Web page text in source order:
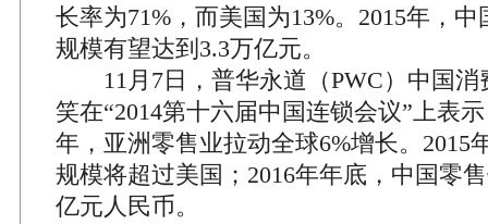
长率为71%，而美国为13%。2015年，
规模有望达到3.3万亿元。
11月7日，普华永道（PWC）中国消
笑在“2014第十六届中国连锁会议”上表
年，亚洲零售业拉动全球6%增长。2015
规模将超过美国；2016年年底，中国零
亿元人民币。